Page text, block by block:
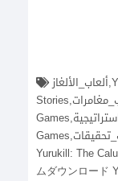
ألعاب_الألغاز,Yurukill Games,قصص_غامضة,Mysterious
Stories,ألعاب_مغامرات,Adventure Games,ألعاب_فريدة,Unique
Games,ألعاب_استراتيجية,Strategy Games,ألعاب_مستقلة,Indie
Games,ألعاب_تحقيقات,Investigation Games,ダウンロード
Yurukill: The
ムダウンロード